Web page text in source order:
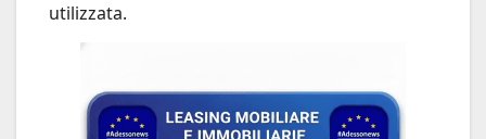
utilizzata.